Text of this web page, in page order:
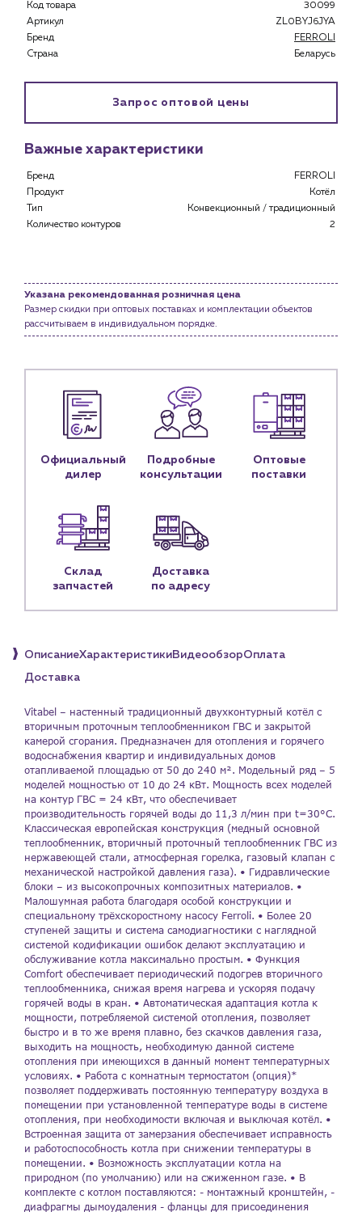
Каталог
Специализированным магазинам
Застройщикам
Монтажным бригадам
История компании
Услуги
Водоснабжение и теплоснабжение
Сервис и обслуживание инженерных систем
Портфолио
Блог
Контакты
+7 (918) 070-19-79
Пн – пт: 9:00 – 18:00
sales@profpotok.ru
г. Краснодар, ул. Российская, 63
Код товара
30099
Артикул
ZL0BYJ6JYA
Бренд
FERROLI
Страна
Беларусь
Запрос оптовой цены
Важные характеристики
Бренд
FERROLI
Продукт
Котёл
Тип
Конвекционный / традиционный
Количество контуров
2
Указана рекомендованная розничная цена
Размер скидки при оптовых поставках и комплектации объектов
рассчитываем в индивидуальном порядке.
Официальный
дилер
Подробные
консультации
Оптовые
поставки
Склад
запчастей
Доставка
по адресу
ОписаниеХарактеристикиВидеообзорОплата
Доставка
Vitabel – настенный традиционный двухконтурный котёл с
вторичным проточным теплообменником ГВС и закрытой
камерой сгорания. Предназначен для отопления и горячего
водоснабжения квартир и индивидуальных домов
отапливаемой площадью от 50 до 240 м². Модельный ряд – 5
моделей мощностью от 10 до 24 кВт. Мощность всех моделей
на контур ГВС = 24 кВт, что обеспечивает
производительность горячей воды до 11,3 л/мин при t=30°С.
Классическая европейская конструкция (медный основной
теплообменник, вторичный проточный теплообменник ГВС из
нержавеющей стали, атмосферная горелка, газовый клапан с
механической настройкой давления газа). • Гидравлические
блоки – из высокопрочных композитных материалов. •
Малошумная работа благодаря особой конструкции и
специальному трёхскоростному насосу Ferroli. • Более 20
ступеней защиты и система самодиагностики с наглядной
системой кодификации ошибок делают эксплуатацию и
обслуживание котла максимально простым. • Функция
Comfort обеспечивает периодический подогрев вторичного
теплообменника, снижая время нагрева и ускоряя подачу
горячей воды в кран. • Автоматическая адаптация котла к
мощности, потребляемой системой отопления, позволяет
быстро и в то же время плавно, без скачков давления газа,
выходить на мощность, необходимую данной системе
отопления при имеющихся в данный момент температурных
условиях. • Работа с комнатным термостатом (опция)*
позволяет поддерживать постоянную температуру воздуха в
помещении при установленной температуре воды в системе
отопления, при необходимости включая и выключая котёл. •
Встроенная защита от замерзания обеспечивает исправность
и работоспособность котла при снижении температуры в
помещении. • Возможность эксплуатации котла на
природном (по умолчанию) или на сжиженном газе. • В
комплекте с котлом поставляются: - монтажный кронштейн, -
диафрагмы дымоудаления - фланцы для присоединения